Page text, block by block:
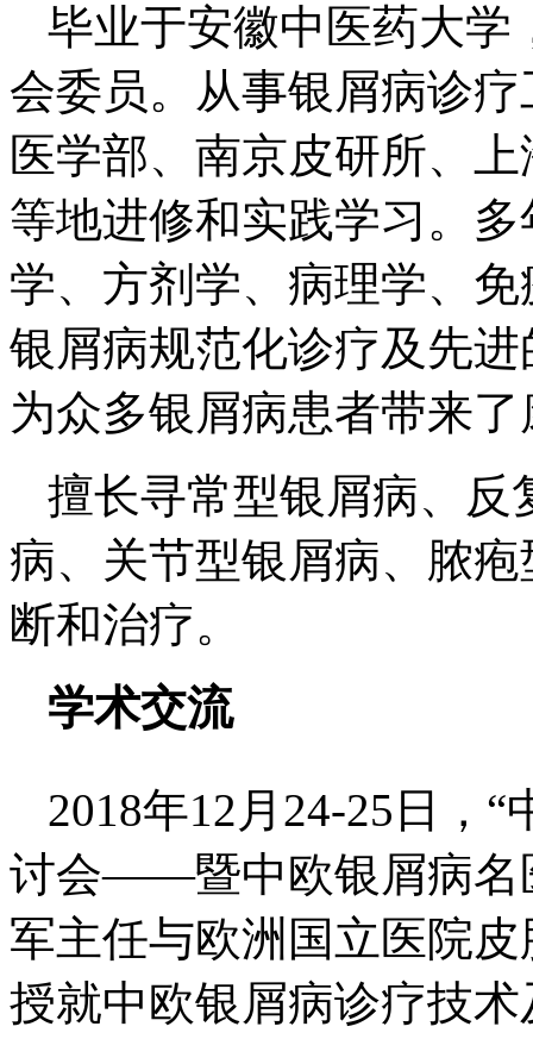
毕业于安徽中医药大学
会委员。从事银屑病诊
医学部、南京皮研所、
等地进修和实践学习。
学、方剂学、病理学、
银屑病规范化诊疗及先
为众多银屑病患者带来
擅长寻常型银屑病、反
病、关节型银屑病、脓
断和治疗。
学术交流
2018年12月24-25日，
讨会——暨中欧银屑病名
军主任与欧洲国立医院
授就中欧银屑病诊疗技